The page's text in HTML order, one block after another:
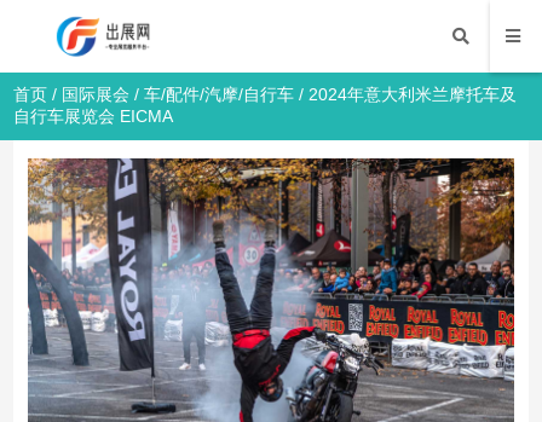
首页 / 国际展会 /车/配件/汽摩/自行车 / 2024年意大利米兰摩托车及
自行车展览会 EICMA